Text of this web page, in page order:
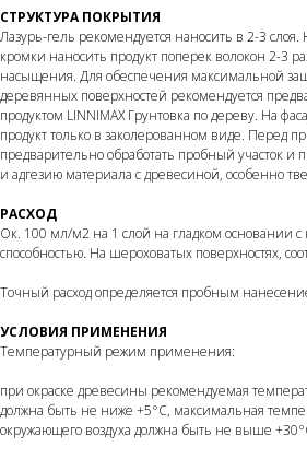
СТРУКТУРА ПОКРЫТИЯ
Лазурь-гель рекомендуется наносить в 2-3
кромки наносить продукт поперек волокон 2-3
насыщения. Для обеспечения максимальной
деревянных поверхностей рекомендуется
продуктом LINNIMAX Грунтовка по дереву. На
продукт только в заколерованном виде. Перед
предварительно обработать пробный участок и
и адгезию материала с древесиной, особенно
РАСХОД
Ок. 100 мл/м2 на 1 слой на гладком основании
способностью. На шероховатых поверхностях,
Точный расход определяется пробным
УСЛОВИЯ ПРИМЕНЕНИЯ
Температурный режим применения:
при окраске древесины рекомендуемая
должна быть не ниже +5°C, максимальная
окружающего воздуха должна быть не выше